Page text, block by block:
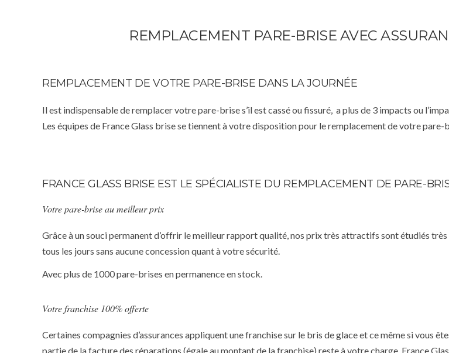
REMPLACEMENT PARE-BRISE AVEC
REMPLACEMENT DE VOTRE PARE-BRISE DANS LA JOURNÉE
Il est indispensable de remplacer votre pare-brise s’il est cassé ou fissuré, a plus de 3 impacts ou
Les équipes de France Glass brise se tiennent à votre disposition pour le remplacement de votre
FRANCE GLASS BRISE EST LE SPÉCIALISTE DU REMPLACEMENT DE PARE-
Votre pare-brise au meilleur prix
Grâce à un souci permanent d’offrir le meilleur rapport qualité, nos prix très attractifs sont étudiés
tous les jours sans aucune concession quant à votre sécurité.
Avec plus de 1000 pare-brises en permanence en stock.
Votre franchise 100% offerte
Certaines compagnies d’assurances appliquent une franchise sur le bris de glace et ce même si vous
partie de la facture des réparations (égale au montant de la franchise) reste à votre charge. France